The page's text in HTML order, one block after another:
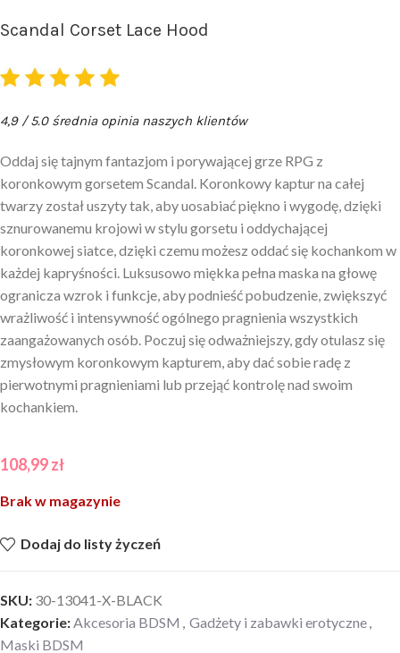
Scandal Corset Lace Hood
4,9 / 5.0 średnia opinia naszych klientów
Oddaj się tajnym fantazjom i porywającej grze RPG z
koronkowym gorsetem Scandal. Koronkowy kaptur na całej
twarzy został uszyty tak, aby uosabiać piękno i wygodę, dzięki
sznurowanemu krojowi w stylu gorsetu i oddychającej
koronkowej siatce, dzięki czemu możesz oddać się kochankom w
każdej kapryśności. Luksusowo miękka pełna maska na głowę
ogranicza wzrok i funkcje, aby podnieść pobudzenie, zwiększyć
wrażliwość i intensywność ogólnego pragnienia wszystkich
zaangażowanych osób. Poczuj się odważniejszy, gdy otulasz się
zmysłowym koronkowym kapturem, aby dać sobie radę z
pierwotnymi pragnieniami lub przejąć kontrolę nad swoim
kochankiem.
108,99zł
Brak w magazynie
Dodaj do listy życzeń
SKU: 30-13041-X-BLACK
Kategorie:Akcesoria BDSM , Gadżety i zabawki erotyczne,
Maski BDSM